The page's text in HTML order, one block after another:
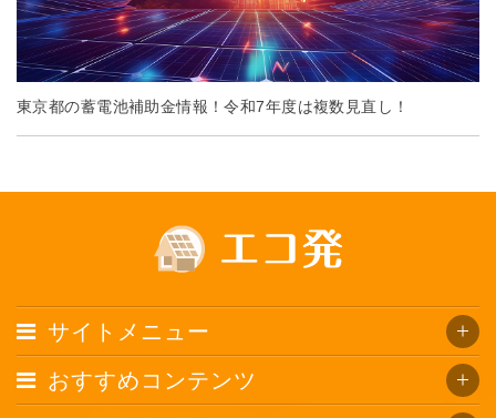
東京都の蓄電池補助金情報！令和7年度は複数見直し！
サイトメニュー
おすすめコンテンツ